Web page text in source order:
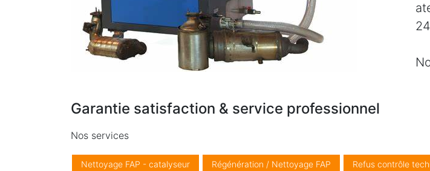
Garantie satisfaction & service professionnel
Nos services
Nettoyage FAP - catalyseur Régénération / Nettoyage FAP Refus contrôle